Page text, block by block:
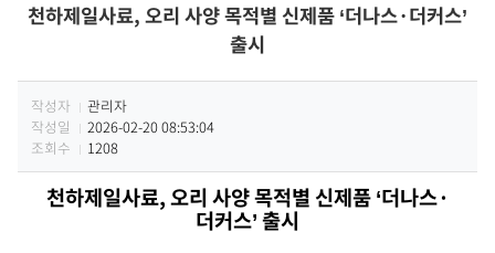
천하제일사료, 오리 사양 목적별 신제품 ‘더나스·더커스’
출시
작성자
관리자
작성일
2026-02-20 08:53:04
조회수
1208
천하제일사료,오리 사양 목적별 신제품‘더나스·
더커스’출시